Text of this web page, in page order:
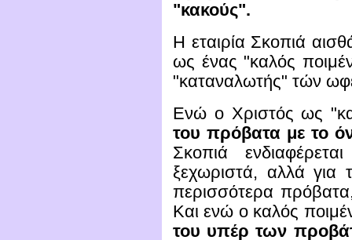
"κακούς".
Η εταιρία Σκοπιά
ως ένας "καλός
"καταναλωτής" τών
Ενώ ο Χριστός ως
του πρόβατα με το
Σκοπιά
ξεχωριστά, αλλά για
περισσότερα
Και ενώ ο καλός
του υπέρ των